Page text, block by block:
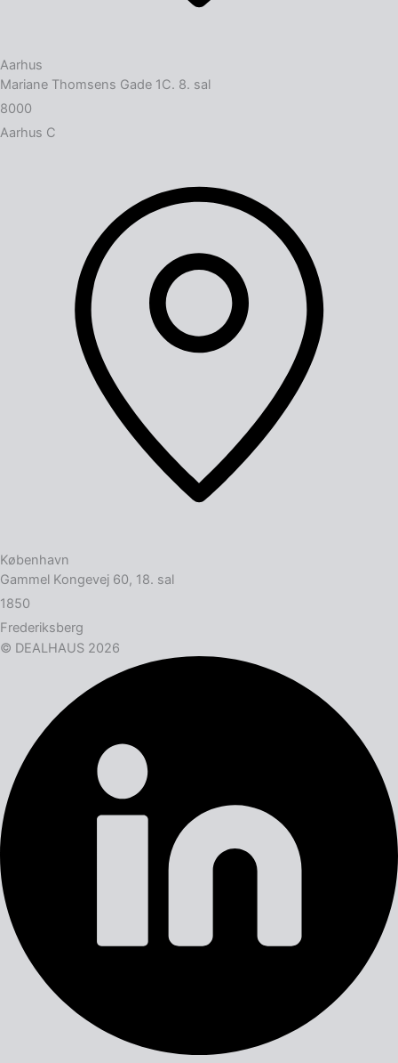
Aarhus
Mariane Thomsens Gade 1C. 8. sal
8000
Aarhus C
København
Gammel Kongevej 60, 18. sal
1850
Frederiksberg
© DEALHAUS 2026